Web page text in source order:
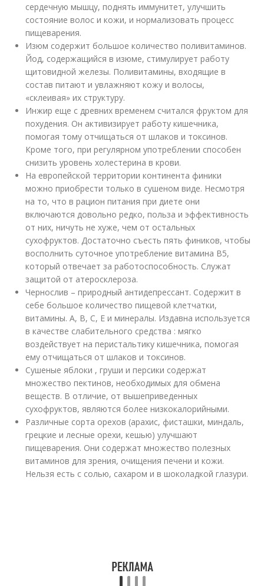
сердечную мышцу, поднять иммунитет, улучшить
состояние волос и кожи, и нормализовать процесс
пищеварения.
Изюм содержит большое количество поливитаминов.
Йод, содержащийся в изюме, стимулирует работу
щитовидной железы. Поливитамины, входящие в
состав питают и увлажняют кожу и волосы,
«склеивая» их структуру.
Инжир еще с древних временем считался фруктом для
похудения. Он активизирует работу кишечника,
помогая тому отчищаться от шлаков и токсинов.
Кроме того, при регулярном употреблении способен
снизить уровень холестерина в крови.
На европейской территории континента финики
можно приобрести только в сушеном виде. Несмотря
на то, что в рацион питания при диете они
включаются довольно редко, польза и эффективность
от них, ничуть не хуже, чем от остальных
сухофруктов. Достаточно съесть пять фиников, чтобы
восполнить суточное употребление витамина В5,
который отвечает за работоспособность. Служат
защитой от атеросклероза.
Чернослив – природный антидепрессант. Содержит в
себе большое количество пищевой клетчатки,
витамины. А, В, С, Е и минералы. Издавна используется
в качестве слабительного средства : мягко
воздействует на перистальтику кишечника, помогая
ему отчищаться от шлаков и токсинов.
Сушеные яблоки , груши и персики содержат
множество пектинов, необходимых для обмена
веществ. В отличие, от вышеприведенных
сухофруктов, являются более низкокалорийными.
Различные сорта орехов (арахис, фисташки, миндаль,
грецкие и лесные орехи, кешью) улучшают
пищеварения. Они содержат множество полезных
витаминов для зрения, очищения печени и кожи.
Нельзя есть с солью, сахаром и в шоколадкой глазури.